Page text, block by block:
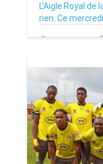
L’Aigle Royal
rien. Ce
29/04/26